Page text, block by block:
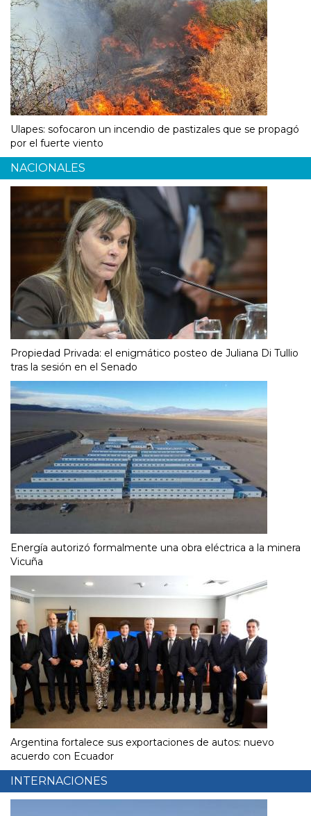
Ulapes: sofocaron un incendio de pastizales que se propagó
por el fuerte viento
NACIONALES
Propiedad Privada: el enigmático posteo de Juliana Di Tullio
tras la sesión en el Senado
Energía autorizó formalmente una obra eléctrica a la minera
Vicuña
Argentina fortalece sus exportaciones de autos: nuevo
acuerdo con Ecuador
INTERNACIONES